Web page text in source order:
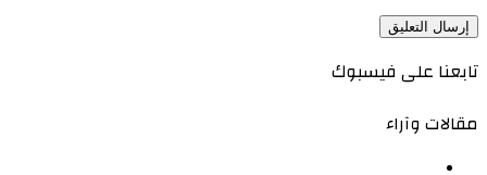
تابعنا على فيسبوك
مقالات وآراء